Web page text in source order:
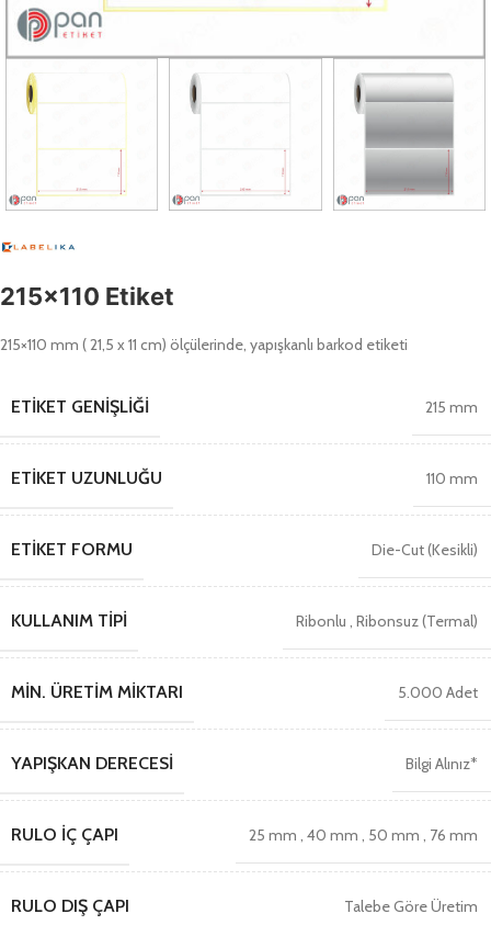
215×110 Etiket
215×110 mm ( 21,5 x 11 cm) ölçülerinde, yapışkanlı barkod etiketi
ETIKET GENIŞLIĞI 215 mm
ETIKET UZUNLUĞU 110 mm
ETIKET FORMU Die-Cut (Kesikli)
KULLANIM TIPI Ribonlu Ribonsuz (Termal)
MIN. ÜRETIM MIKTARI 5.000 Adet
YAPIŞKAN DERECESI Bilgi Alınız*
RULO İÇ ÇAPI 25 mm 40 mm 50 mm 76 mm
RULO DIŞ ÇAPI Talebe Göre Üretim